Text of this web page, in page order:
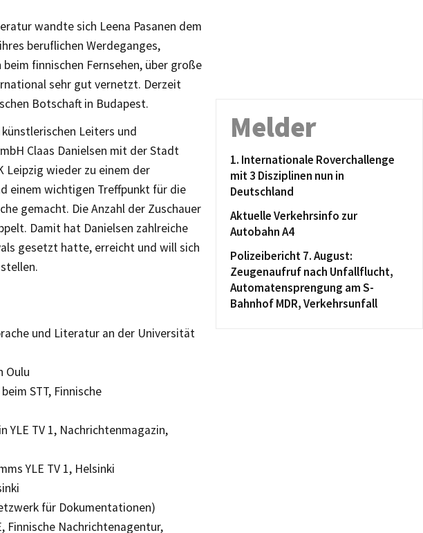
wandte sich Leena Pasanen dem
beruflichen Werdeganges,
finnischen Fernsehen, über große
sehr gut vernetzt. Derzeit
Botschaft in Budapest.
Leiters und
Claas Danielsen mit der Stadt
Leipzig wieder zu einem der
einem wichtigen Treffpunkt für die
gemacht. Die Anzahl der Zuschauer
Damit hat Danielsen zahlreiche
gesetzt hatte, erreicht und will sich
und Literatur an der Universität
Oulu
STT, Finnische
YLE TV 1, Nachrichtenmagazin,
YLE TV 1, Helsinki
für Dokumentationen)
Finnische Nachrichtenagentur,
Melder
1. Internationale Roverchallenge
mit 3 Disziplinen nun in
Deutschland
Aktuelle Verkehrsinfo zur
Autobahn A4
Polizeibericht 7. August:
Zeugenaufruf nach Unfallflucht,
Automatensprengung am S-
Bahnhof MDR, Verkehrsunfall